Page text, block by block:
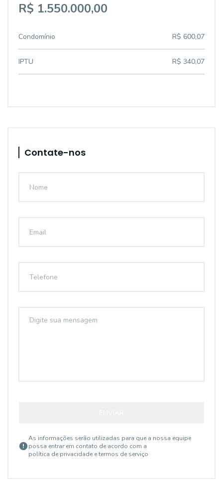
R$ 1.550.000,00
Condomínio R$ 600,07
IPTU R$ 340,07
Contate-nos
As informações serão utilizadas para que a nossa equipe
possa entrar em contato de acordo com a
política de privacidade e termos de serviço